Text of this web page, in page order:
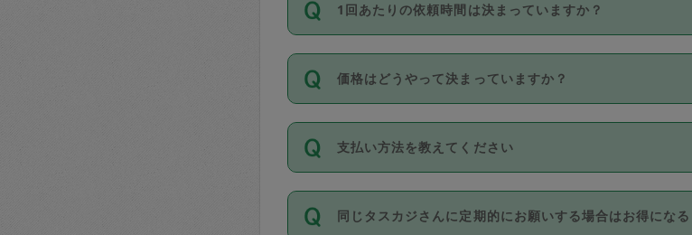
1回あたりの依頼時間は決まっていますか？
依頼1回につき3時間固定です。3時間を超えて依頼した
い。機能をご利用いただくには、タスカジさんに事前に
が必要です。なお、3時間を下回っても、値引き等はござ
価格はどうやって決まっていますか？
11種類の価格帯の中からタスカジさん自身が価格を選ん
タスカジさんの価格設定には最初は制限があり、レビュ
除々に設定可能な最高額が上がっていく仕組みになって
支払い方法を教えてください
お支払方法はクレジットカード（Visa／Master／JCB／
Club）のみとなります。
同じタスカジさんに定期的にお願いする場合はお得になる